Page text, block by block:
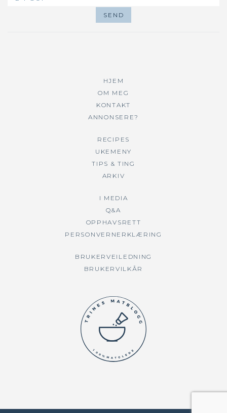
HJEM
OM MEG
KONTAKT
ANNONSERE?
RECIPES
UKEMENY
TIPS & TING
ARKIV
I MEDIA
Q&A
OPPHAVSRETT
PERSONVERNERKLÆRING
BRUKERVEILEDNING
BRUKERVILKÅR